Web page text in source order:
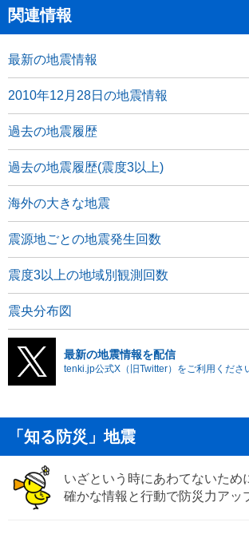
関連情報
最新の地震情報
2010年12月28日の地震情報
過去の地震履歴
過去の地震履歴(震度3以上)
海外の大きな地震
震源地ごとの地震発生回数
震度3以上の地域別観測回数
震央分布図
最新の地震情報を配信
tenki.jp公式X（旧Twitter）をご利用くださ
「知る防災」地震
いざという時にあわてないため
確かな情報と行動で防災力アッ